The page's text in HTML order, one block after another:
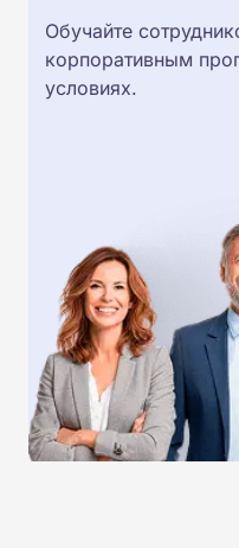
Обучайте
корпоративным
условиях.